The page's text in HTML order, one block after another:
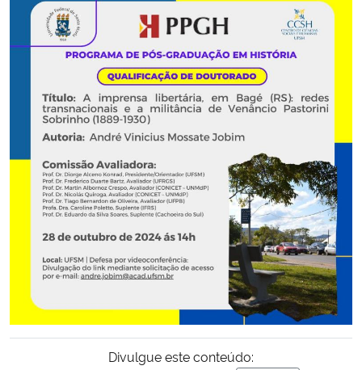
Controladoria-Geral da União
Ministério da Mulher, da Família e dos Direitos Humanos
Secretaria-Geral
Secretaria de Governo
Gabinete de Segurança Institucional
Banco Central do Brasil
Planalto
Divulgue este conteúdo: